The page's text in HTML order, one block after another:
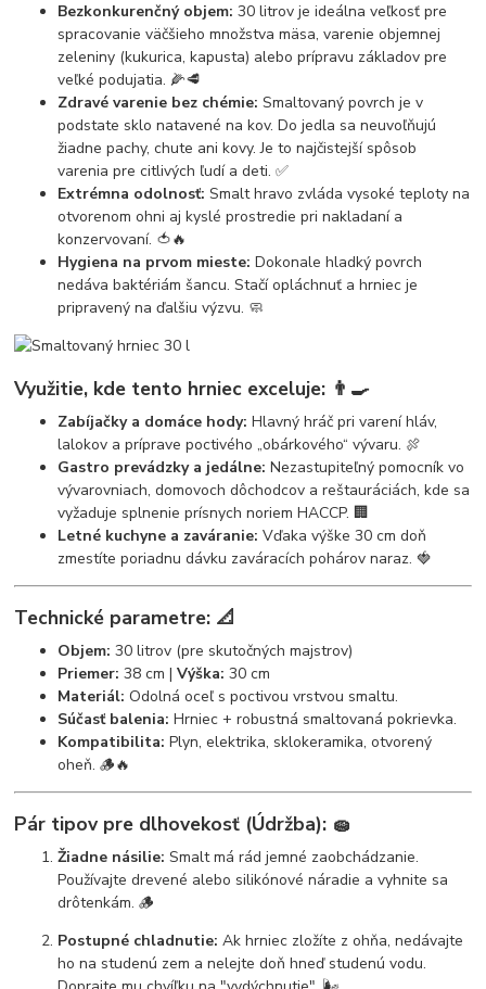
Bezkonkurenčný objem: 30 litrov je ideálna veľkosť pre
spracovanie väčšieho množstva mäsa, varenie objemnej
zeleniny (kukurica, kapusta) alebo prípravu základov pre
veľké podujatia. 🌽🥩
Zdravé varenie bez chémie: Smaltovaný povrch je v
podstate sklo natavené na kov. Do jedla sa neuvoľňujú
žiadne pachy, chute ani kovy. Je to najčistejší spôsob
varenia pre citlivých ľudí a deti. ✅
Extrémna odolnosť: Smalt hravo zvláda vysoké teploty na
otvorenom ohni aj kyslé prostredie pri nakladaní a
konzervovaní. 🍅🔥
Hygiena na prvom mieste: Dokonale hladký povrch
nedáva baktériám šancu. Stačí opláchnuť a hrniec je
pripravený na ďalšiu výzvu. 🧼
Využitie, kde tento hrniec exceluje: 👨‍🍳
Zabíjačky a domáce hody: Hlavný hráč pri varení hláv,
lalokov a príprave poctivého „obárkového“ vývaru. 🍖
Gastro prevádzky a jedálne: Nezastupiteľný pomocník vo
vývarovniach, domovoch dôchodcov a reštauráciách, kde sa
vyžaduje splnenie prísnych noriem HACCP. 🏢
Letné kuchyne a zaváranie: Vďaka výške 30 cm doň
zmestíte poriadnu dávku zaváracích pohárov naraz. 🍓
Technické parametre: 📐
Objem: 30 litrov (pre skutočných majstrov)
Priemer: 38 cm |Výška: 30 cm
Materiál: Odolná oceľ s poctivou vrstvou smaltu.
Súčasť balenia: Hrniec + robustná smaltovaná pokrievka.
Kompatibilita: Plyn, elektrika, sklokeramika, otvorený
oheň. 🪵🔥
Pár tipov pre dlhovekosť (Údržba): 🧽
Žiadne násilie: Smalt má rád jemné zaobchádzanie.
Používajte drevené alebo silikónové náradie a vyhnite sa
drôtenkám. 🪵
Postupné chladnutie: Ak hrniec zložíte z ohňa, nedávajte
ho na studenú zem a nelejte doň hneď studenú vodu.